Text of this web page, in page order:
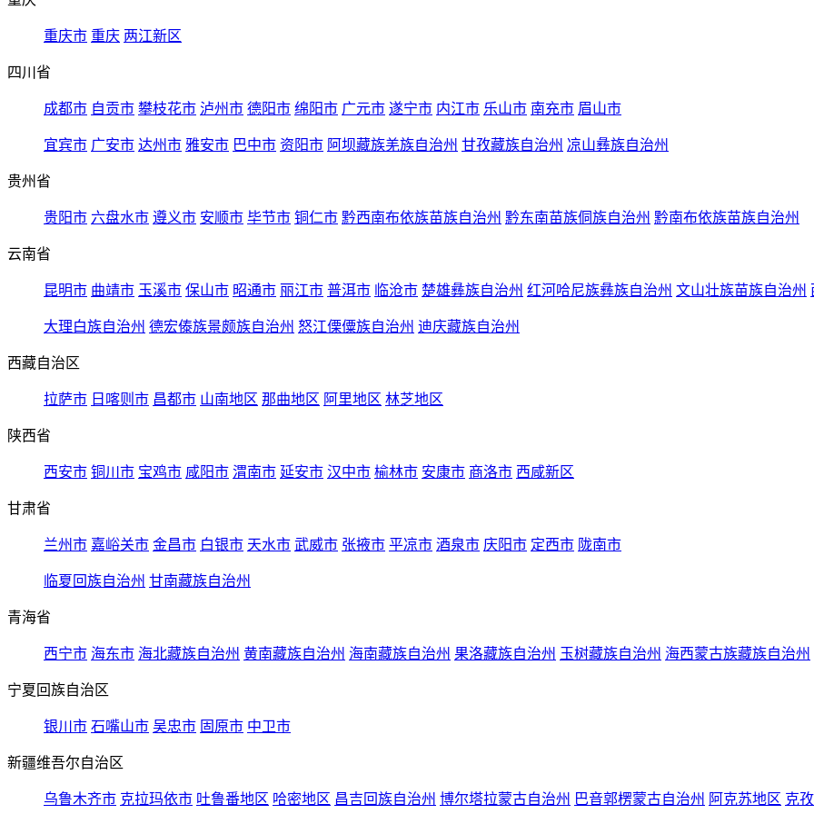
重庆市 重庆 两江新区
四川省
成都市 自贡市 攀枝花市 泸州市 德阳市 绵阳市 广元市 遂宁市 内江市 乐山市 南充市 眉山市
宜宾市 广安市 达州市 雅安市 巴中市 资阳市 阿坝藏族羌族自治州 甘孜藏族自治州 凉山彝族自治州
贵州省
贵阳市 六盘水市 遵义市 安顺市 毕节市 铜仁市 黔西南布依族苗族自治州 黔东南苗族侗族自治州 黔南布依族苗族自治州
云南省
昆明市 曲靖市 玉溪市 保山市 昭通市 丽江市 普洱市 临沧市 楚雄彝族自治州 红河哈尼族彝族自治州 文山壮族苗族自治州
大理白族自治州 德宏傣族景颇族自治州 怒江傈僳族自治州 迪庆藏族自治州
西藏自治区
拉萨市 日喀则市 昌都市 山南地区 那曲地区 阿里地区 林芝地区
陕西省
西安市 铜川市 宝鸡市 咸阳市 渭南市 延安市 汉中市 榆林市 安康市 商洛市 西咸新区
甘肃省
兰州市 嘉峪关市 金昌市 白银市 天水市 武威市 张掖市 平凉市 酒泉市 庆阳市 定西市 陇南市
临夏回族自治州 甘南藏族自治州
青海省
西宁市 海东市 海北藏族自治州 黄南藏族自治州 海南藏族自治州 果洛藏族自治州 玉树藏族自治州 海西蒙古族藏族自治州
宁夏回族自治区
银川市 石嘴山市 吴忠市 固原市 中卫市
新疆维吾尔自治区
乌鲁木齐市 克拉玛依市 吐鲁番地区 哈密地区 昌吉回族自治州 博尔塔拉蒙古自治州 巴音郭楞蒙古自治州 阿克苏地区 克